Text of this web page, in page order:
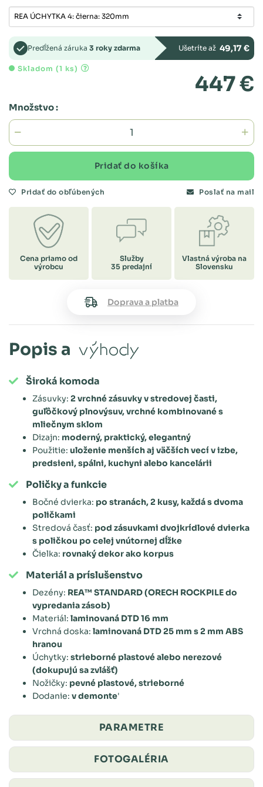
Predĺžená záruka 3 roky zdarma Ušetríte až 49,17 €
Skladom (1 ks)
447 €
Množstvo :
Pridať do košíka
Pridať do obľúbených Poslať na mail
Cena priamo od
výrobcu
Služby
35 predajní
Vlastná výroba na
Slovensku
Doprava a platba
Popis a výhody
Široká komoda
Zásuvky: 2 vrchné zásuvky v stredovej časti,
guľôčkový plnovýsuv, vrchné kombinované s
mliečnym sklom
Dizajn: moderný, praktický, elegantný
Použitie: uloženie menších aj väčších vecí v izbe,
predsieni, spálni, kuchyni alebo kancelárii
Poličky a funkcie
Bočné dvierka: po stranách, 2 kusy, každá s dvoma
poličkami
Stredová časť: pod zásuvkami dvojkrídlové dvierka
s poličkou po celej vnútornej dĺžke
Čielka: rovnaký dekor ako korpus
Materiál a príslušenstvo
Dezény: REA™ STANDARD (ORECH ROCKPILE do
vypredania zásob)
Materiál: laminovaná DTD 16 mm
Vrchná doska: laminovaná DTD 25 mm s 2 mm ABS
hranou
Úchytky: strieborné plastové alebo nerezové
(dokupujú sa zvlášť)
Nožičky: pevné plastové, strieborné
Dodanie: v demonte'
PARAMETRE
FOTOGALÉRIA